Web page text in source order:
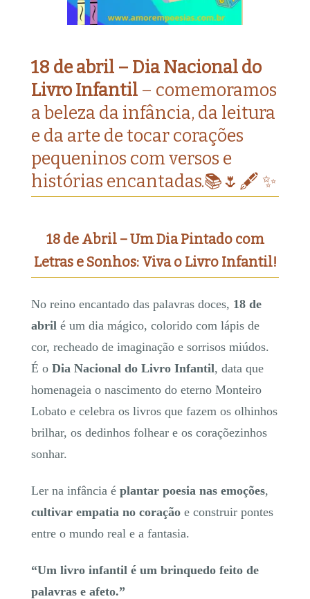
18 de abril – Dia Nacional do
Livro Infantil– comemoramos
a beleza da infância, da leitura
e da arte de tocar corações
pequeninos com versos e
histórias encantadas.📚🌷🖋️ ✨
18 de Abril – Um Dia Pintado com
Letras e Sonhos: Viva o Livro Infantil!
No reino encantado das palavras doces, 18 de
abril é um dia mágico, colorido com lápis de
cor, recheado de imaginação e sorrisos miúdos.
É o Dia Nacional do Livro Infantil, data que
homenageia o nascimento do eterno Monteiro
Lobato e celebra os livros que fazem os olhinhos
brilhar, os dedinhos folhear e os coraçõezinhos
sonhar.
Ler na infância é plantar poesia nas emoções,
cultivar empatia no coraçãoe construir pontes
entre o mundo real e a fantasia.
“Um livro infantil é um brinquedo feito de
palavras e afeto.”